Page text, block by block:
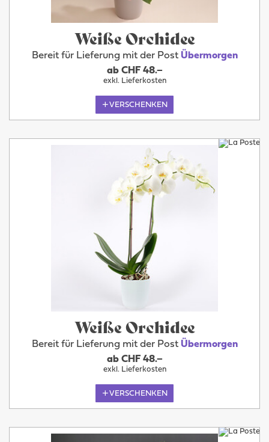
Weiße Orchidee
Bereit für Lieferung mit der Post Übermorgen
ab CHF 48.–
exkl. Lieferkosten
VERSCHENKEN
Weiße Orchidee
Bereit für Lieferung mit der Post Übermorgen
ab CHF 48.–
exkl. Lieferkosten
VERSCHENKEN